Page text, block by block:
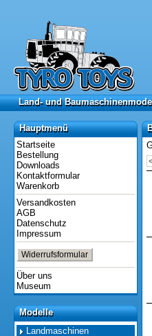
Land- und
Land- und
Hauptmenü
Hauptmenü
Startseite
Bestellung
Downloads
Kontaktformular
Warenkorb
Versandkosten
AGB
Datenschutz
Impressum
Widerrufsformular
Über uns
Museum
Modelle
Modelle
Landmaschinen